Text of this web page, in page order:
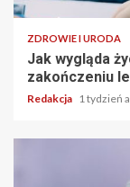
ZDROWIE I URODA
Jak wygląda
zakończeniu
Redakcja 1 tydzień